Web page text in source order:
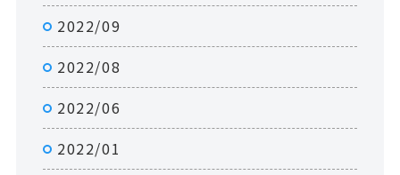
2022/09
2022/08
2022/06
2022/01